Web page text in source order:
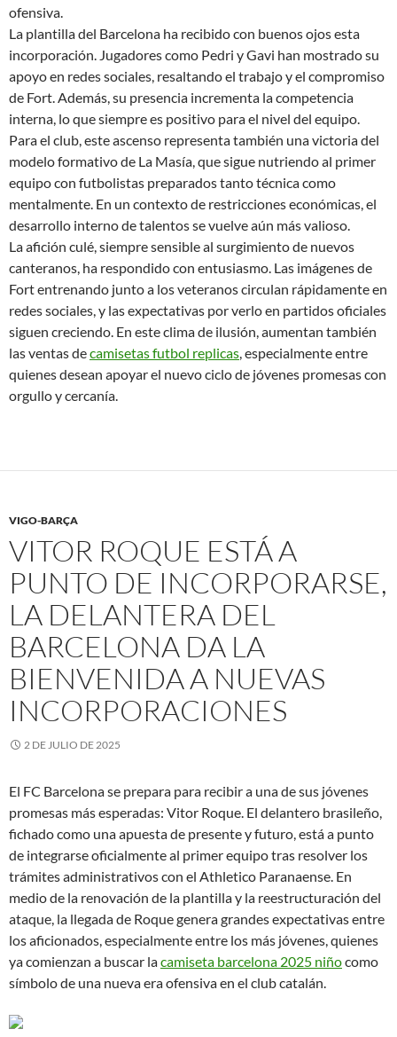
ofensiva.
La plantilla del Barcelona ha recibido con buenos ojos esta
incorporación. Jugadores como Pedri y Gavi han mostrado su
apoyo en redes sociales, resaltando el trabajo y el compromiso
de Fort. Además, su presencia incrementa la competencia
interna, lo que siempre es positivo para el nivel del equipo.
Para el club, este ascenso representa también una victoria del
modelo formativo de La Masía, que sigue nutriendo al primer
equipo con futbolistas preparados tanto técnica como
mentalmente. En un contexto de restricciones económicas, el
desarrollo interno de talentos se vuelve aún más valioso.
La afición culé, siempre sensible al surgimiento de nuevos
canteranos, ha respondido con entusiasmo. Las imágenes de
Fort entrenando junto a los veteranos circulan rápidamente en
redes sociales, y las expectativas por verlo en partidos oficiales
siguen creciendo. En este clima de ilusión, aumentan también
las ventas decamisetas futbol replicas , especialmente entre
quienes desean apoyar el nuevo ciclo de jóvenes promesas con
orgullo y cercanía.
VIGO-BARÇA
VITOR ROQUE ESTÁ A
PUNTO DE INCORPORARSE,
LA DELANTERA DEL
BARCELONA DA LA
BIENVENIDA A NUEVAS
INCORPORACIONES
2 DE JULIO DE 2025
El FC Barcelona se prepara para recibir a una de sus jóvenes
promesas más esperadas: Vitor Roque. El delantero brasileño,
fichado como una apuesta de presente y futuro, está a punto
de integrarse oficialmente al primer equipo tras resolver los
trámites administrativos con el Athletico Paranaense. En
medio de la renovación de la plantilla y la reestructuración del
ataque, la llegada de Roque genera grandes expectativas entre
los aficionados, especialmente entre los más jóvenes, quienes
ya comienzan a buscar lacamiseta barcelona 2025 niñocomo
símbolo de una nueva era ofensiva en el club catalán.